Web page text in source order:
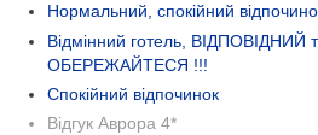
Нормальний, спокійний
Відмінний готель, ВІДПОВІДНИЙ
ОБЕРЕЖАЙТЕСЯ !!!
Спокійний відпочинок
Відгук Аврора 4*